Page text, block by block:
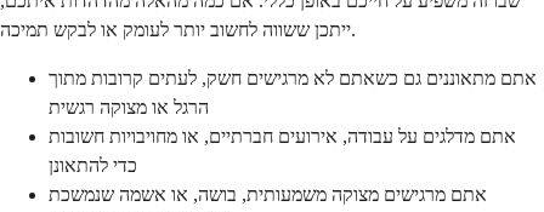
ייתכן ששווה לחשוב יותר לעומק או לבקש תמיכה.
אתם מתאוננים גם כשאתם לא מרגישים חשק, לעתים קרובות מתוך
הרגל או מצוקה רגשית
אתם מדלגים על עבודה, אירועים חברתיים, או מחויבויות חשובות
כדי להתאונן
אתם מרגישים מצוקה משמעותית, בושה, או אשמה שנמשכת